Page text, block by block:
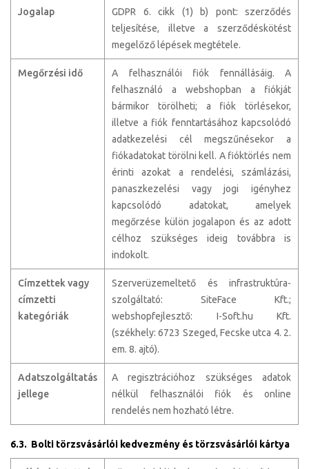
Jogalap
GDPR 6. cikk (1) b) pont: szerződés
teljesítése, illetve a szerződéskötést
megelőző lépések megtétele.
Megőrzési idő
A felhasználói fiók fennállásáig. A
felhasználó a webshopban a fiókját
bármikor törölheti; a fiók törlésekor,
illetve a fiók fenntartásához kapcsolódó
adatkezelési cél megszűnésekor a
fiókadatokat törölni kell. A fióktörlés nem
érinti azokat a rendelési, számlázási,
panaszkezelési vagy jogi igényhez
kapcsolódó adatokat, amelyek
megőrzése külön jogalapon és az adott
célhoz szükséges ideig továbbra is
indokolt.
Címzettek vagy
címzetti
kategóriák
Szerverüzemeltető és infrastruktúra-
szolgáltató: SiteFace Kft.;
webshopfejlesztő: I-Soft.hu Kft.
(székhely: 6723 Szeged, Fecske utca 4. 2.
em. 8. ajtó).
Adatszolgáltatás
jellege
A regisztrációhoz szükséges adatok
nélkül felhasználói fiók és online
rendelés nem hozható létre.
6.3. Bolti törzsvásárlói kedvezmény és törzsvásárlói kártya